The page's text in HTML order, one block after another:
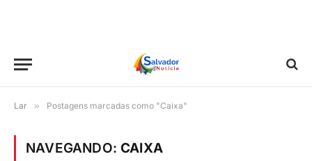
Lar » Postagens marcadas como "Caixa"
NAVEGANDO: CAIXA